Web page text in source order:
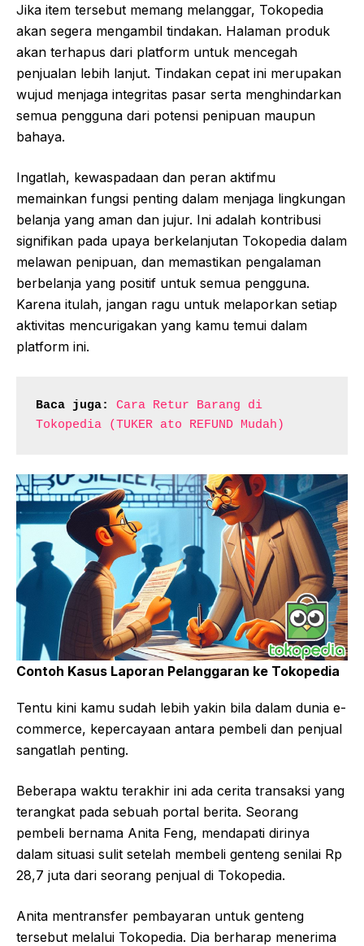
Jika item tersebut memang melanggar, Tokopedia
akan segera mengambil tindakan. Halaman produk
akan terhapus dari platform untuk mencegah
penjualan lebih lanjut. Tindakan cepat ini merupakan
wujud menjaga integritas pasar serta menghindarkan
semua pengguna dari potensi penipuan maupun
bahaya.
Ingatlah, kewaspadaan dan peran aktifmu
memainkan fungsi penting dalam menjaga lingkungan
belanja yang aman dan jujur. Ini adalah kontribusi
signifikan pada upaya berkelanjutan Tokopedia dalam
melawan penipuan, dan memastikan pengalaman
berbelanja yang positif untuk semua pengguna.
Karena itulah, jangan ragu untuk melaporkan setiap
aktivitas mencurigakan yang kamu temui dalam
platform ini.
Baca juga:
Cara Retur Barang di
Tokopedia (TUKER ato REFUND Mudah)
Contoh Kasus Laporan Pelanggaran ke Tokopedia
Tentu kini kamu sudah lebih yakin bila dalam dunia e-
commerce, kepercayaan antara pembeli dan penjual
sangatlah penting.
Beberapa waktu terakhir ini ada cerita transaksi yang
terangkat pada sebuah portal berita. Seorang
pembeli bernama Anita Feng, mendapati dirinya
dalam situasi sulit setelah membeli genteng senilai Rp
28,7 juta dari seorang penjual di Tokopedia.
Anita mentransfer pembayaran untuk genteng
tersebut melalui Tokopedia. Dia berharap menerima